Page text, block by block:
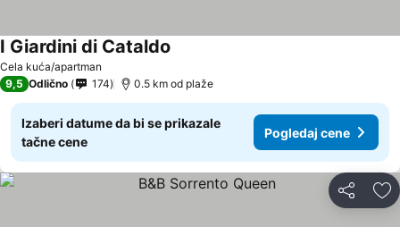
Cela kuća/apartman
I Giardini di Cataldo
9,5 Odlično 174 0.5 km od plaže
Izaberi datume da bi se prikazale
tačne cene
Pogledaj cene
Deli